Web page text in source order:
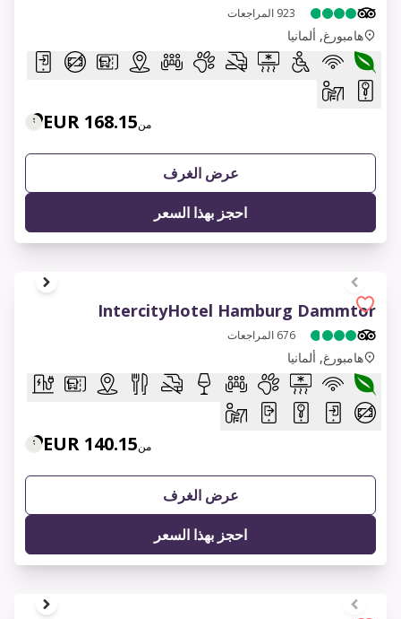
923 المراجعات
هامبورغ, ألمانيا
من168.15 EUR
عرض الغرف
احجز بهذا السعر
1 of 6
IntercityHotel Hamburg Dammtor
676 المراجعات
هامبورغ, ألمانيا
من140.15 EUR
عرض الغرف
احجز بهذا السعر
1 of 4